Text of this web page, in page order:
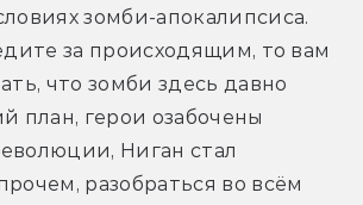
зомби-апокалипсиса.
за происходящим, то вам
что зомби здесь давно
план, герои озабочены
Ниган стал
разобраться во всём